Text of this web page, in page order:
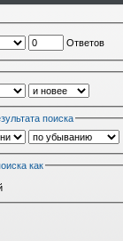
Ответов
поиска
как